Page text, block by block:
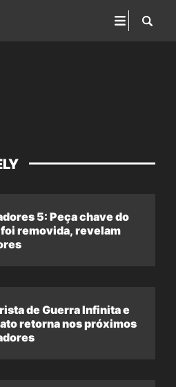
5: Peça chave do
removida, revelam
de Guerra Infinita e
retorna nos próximos